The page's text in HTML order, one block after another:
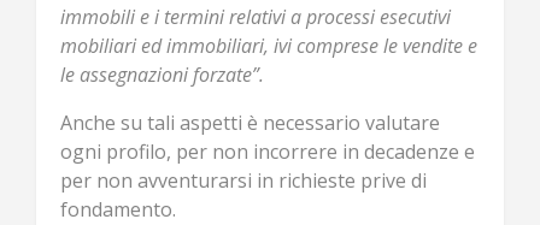
immobili e i termini relativi a processi esecutivi
mobiliari ed immobiliari, ivi comprese le vendite e
le assegnazioni forzate”.
Anche su tali aspetti è necessario valutare
ogni profilo, per non incorrere in decadenze e
per non avventurarsi in richieste prive di
fondamento.